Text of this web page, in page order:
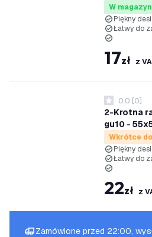
W
Piękny
Łatwy do
17zł z
2-Krotna
gu10 -
0 Gwiazdki
0.0 [0]
Wkrótce
Piękny
Łatwy do
22zł z
Zamówione przed 22:00,